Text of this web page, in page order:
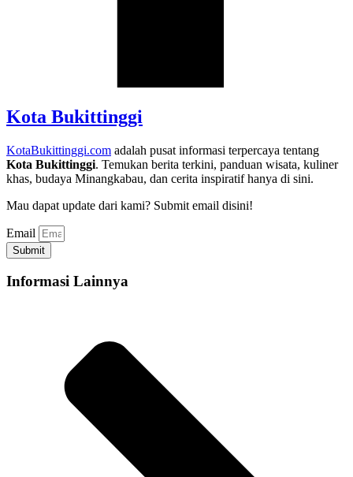
Kota Bukittinggi
KotaBukittinggi.com adalah pusat informasi terpercaya tentang
Kota Bukittinggi. Temukan berita terkini, panduan wisata, kuliner
khas, budaya Minangkabau, dan cerita inspiratif hanya di sini.
Mau dapat update dari kami? Submit email disini!
Email
Submit
Informasi Lainnya